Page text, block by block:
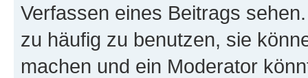
Verfassen eines Beitrags
zu häufig zu benutzen, sie
machen und ein Moderator